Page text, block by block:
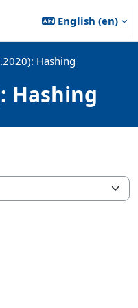
English ‎(en)‎
Hashing
Hashing